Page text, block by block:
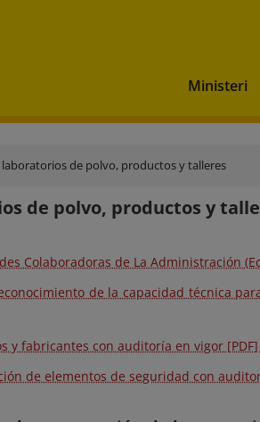
Ministeri
laboratorios de polvo, productos y talleres
de polvo, productos y
Colaboradoras de La Administración
de la capacidad técnica
y fabricantes con auditoría en vigor [PDF]
de elementos de seguridad con